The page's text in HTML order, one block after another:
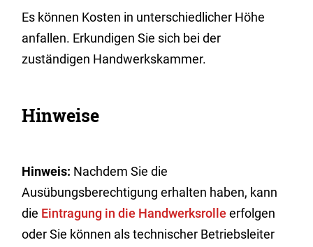
Es können Kosten in unterschiedlicher Höhe
anfallen. Erkundigen Sie sich bei der
zuständigen Handwerkskammer.
Hinweise
Hinweis: Nachdem Sie die
Ausübungsberechtigung erhalten haben, kann
die Eintragung in die Handwerksrolle erfolgen
oder Sie können als technischer Betriebsleiter